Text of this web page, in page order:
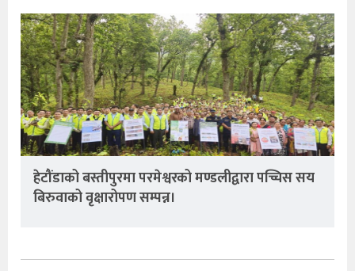
हेटौंडाको बस्तीपुरमा परमेश्वरको मण्डलीद्वारा पच्चिस सय
बिरुवाको वृक्षारोपण सम्पन्न।